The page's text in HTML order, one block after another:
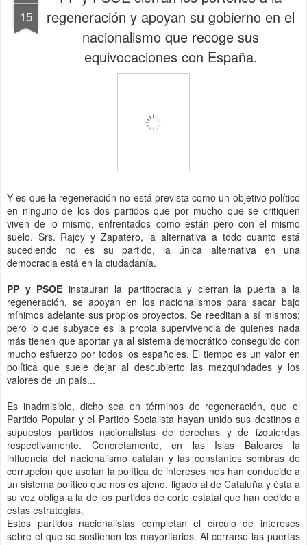
15
regeneración y apoyan su gobierno en el
nacionalismo que recoge sus
equivocaciones con España.
Y es que la regeneración no está prevista como un objetivo político
en ninguno de los dos partidos que por mucho que se critiquen
viven de lo mismo, enfrentados como están pero con el mismo
suelo. Srs. Rajoy y Zapatero, la alternativa a todo cuanto está
sucediendo no es su partido, la única alternativa en una
democracia está en la ciudadanía.
PP y PSOE instauran la partitocracia y cierran la puerta a la
regeneración, se apoyan en los nacionalismos para sacar bajo
mínimos adelante sus propios proyectos. Se reeditan a sí mismos;
pero lo que subyace es la propia supervivencia de quienes nada
más tienen que aportar ya al sistema democrático conseguido con
mucho esfuerzo por todos los españoles. El tiempo es un valor en
política que suele dejar al descubierto las mezquindades y los
valores de un país...
Es inadmisible, dicho sea en términos de regeneración, que el
Partido Popular y el Partido Socialista hayan unido sus destinos a
supuestos partidos nacionalistas de derechas y de izquierdas
respectivamente. Concretamente, en las Islas Baleares la
influencia del nacionalismo catalán y las constantes sombras de
corrupción que asolan la política de intereses nos han conducido a
un sistema político que nos es ajeno, ligado al de Cataluña y ésta a
su vez obliga a la de los partidos de corte estatal que han cedido a
estas estrategias.
Estos partidos nacionalistas completan el círculo de intereses
sobre el que se sostienen los mayoritarios. Al cerrarse las puertas